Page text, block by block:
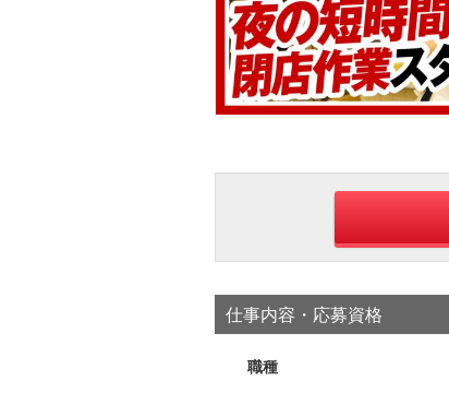
仕事内容・応募資格
職種